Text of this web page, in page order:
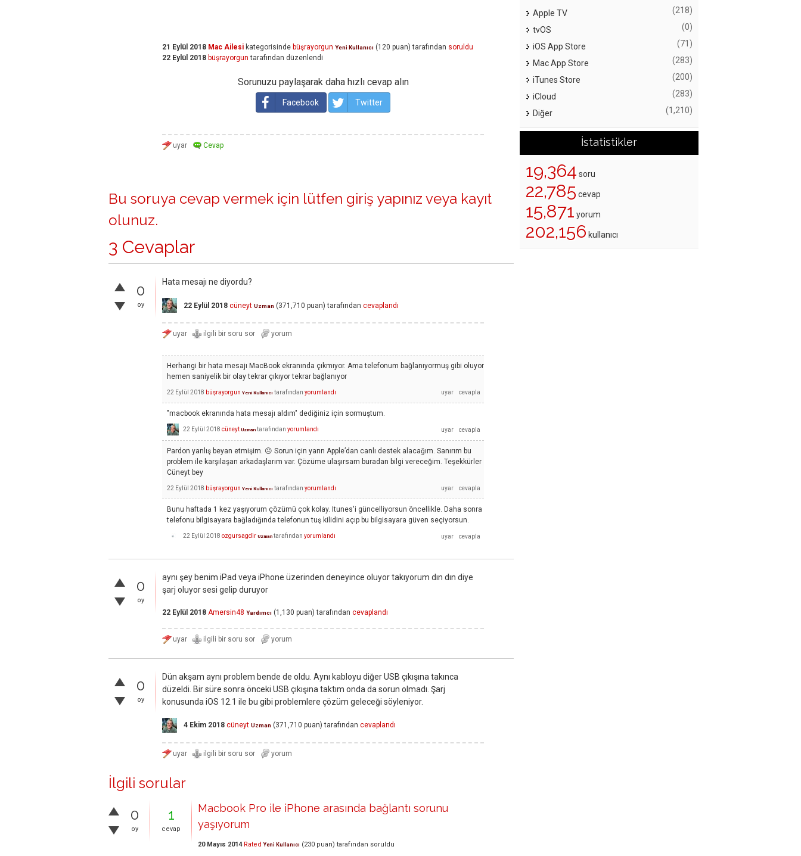
21 Eylül 2018 Mac Ailesi kategorisinde büşrayorgun Yeni Kullanıcı (120 puan) tarafından soruldu
22 Eylül 2018 büşrayorgun tarafından düzenlendi
Sorunuzu paylaşarak daha hızlı cevap alın
Facebook Twitter
Bu soruya cevap vermek için lütfen giriş yapınız veya kayıt
olunuz.
3 Cevaplar
0
oy
Hata mesajı ne diyordu?
22 Eylül 2018 cüneyt Uzman (371,710 puan) tarafından cevaplandı
Herhangi bir hata mesajı MacBook ekranında çıkmıyor. Ama telefonum bağlanıyormuş gibi oluyor
hemen saniyelik bir olay tekrar çıkıyor tekrar bağlanıyor
22 Eylül 2018 büşrayorgun Yeni Kullanıcı tarafından yorumlandı
"macbook ekranında hata mesajı aldım" dediğiniz için sormuştum.
22 Eylül 2018 cüneyt Uzman tarafından yorumlandı
Pardon yanlış beyan etmişim. ☹️ Sorun için yarın Apple’dan canlı destek alacağım. Sanırım bu
problem ile karşılaşan arkadaşlarım var. Çözüme ulaşırsam buradan bilgi vereceğim. Teşekkürler
Cüneyt bey
22 Eylül 2018 büşrayorgun Yeni Kullanıcı tarafından yorumlandı
Bunu haftada 1 kez yaşıyorum çözümü çok kolay. Itunes'i güncelliyorsun öncellikle. Daha sonra
telefonu bilgisayara bağladığında telefonun tuş kilidini açıp bu bilgisayara güven seçiyorsun.
22 Eylül 2018 ozgursagdir Uzman tarafından yorumlandı
0
oy
aynı şey benim iPad veya iPhone üzerinden deneyince oluyor takıyorum dın dın diye
şarj oluyor sesi gelip duruyor
22 Eylül 2018 Amersin48 Yardımcı (1,130 puan) tarafından cevaplandı
0
oy
Dün akşam aynı problem bende de oldu. Aynı kabloyu diğer USB çıkışına takınca
düzeldi. Bir süre sonra önceki USB çıkışına taktım onda da sorun olmadı. Şarj
konusunda iOS 12.1 ile bu gibi problemlere çözüm geleceği söyleniyor.
4 Ekim 2018 cüneyt Uzman (371,710 puan) tarafından cevaplandı
İlgili sorular
0
oy
1
cevap
Macbook Pro ile iPhone arasında bağlantı sorunu
yaşıyorum
20 Mayıs 2014 Rated Yeni Kullanıcı (230 puan) tarafından soruldu
Apple TV (218)
tvOS (0)
iOS App Store (71)
Mac App Store (283)
iTunes Store (200)
iCloud (283)
Diğer (1,210)
İstatistikler
19,364 soru
22,785 cevap
15,871 yorum
202,156 kullanıcı